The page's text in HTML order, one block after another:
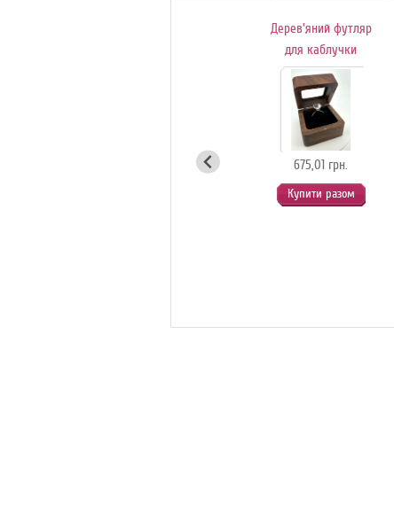
Дерев'яний футляр
для каблучки
675,01 грн.
Купити разом